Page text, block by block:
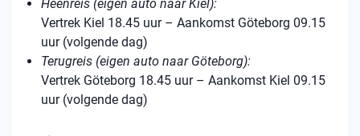
Heenreis (eigen auto naar Kiel):
Vertrek Kiel 18.45 uur – Aankomst Göteborg 09.15
uur (volgende dag)
Terugreis (eigen auto naar Göteborg):
Vertrek Göteborg 18.45 uur – Aankomst Kiel 09.15
uur (volgende dag)